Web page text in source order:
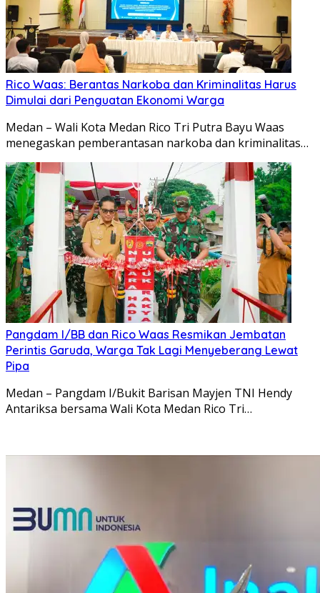
Rico Waas: Berantas Narkoba dan Kriminalitas Harus
Dimulai dari Penguatan Ekonomi Warga
Medan – Wali Kota Medan Rico Tri Putra Bayu Waas
menegaskan pemberantasan narkoba dan kriminalitas…
Pangdam I/BB dan Rico Waas Resmikan Jembatan
Perintis Garuda, Warga Tak Lagi Menyeberang Lewat
Pipa
Medan – Pangdam I/Bukit Barisan Mayjen TNI Hendy
Antariksa bersama Wali Kota Medan Rico Tri…